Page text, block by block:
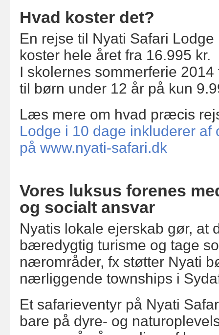
Hvad koster det?
En rejse til Nyati Safari
koster hele året fra 16.995 kr.
I skolernes sommerferie
til børn under 12 år på kun
Læs mere om hvad præcis
Lodge i 10 dage inkluderer af
på www.nyati-safari.dk
Vores luksus forenes
og socialt ansvar
Nyatis lokale ejerskab gør, at
bæredygtig turisme og tage
nærområder, fx støtter Nyati
nærliggende townships i
Et safarieventyr på Nyati
bare på dyre- og